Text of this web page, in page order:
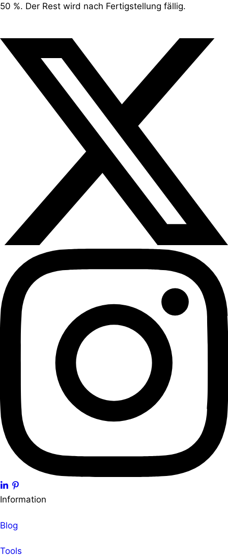
50 %. Der Rest wird nach Fertigstellung fällig.
Information
Blog
Tools